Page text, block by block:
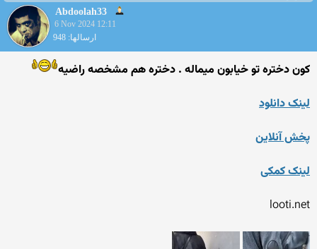
Abdoolah33
6 Nov 2024 12:11
ارسالها: 948
کون دختره تو خیابون میماله . دختره هم مشخصه راضیه
لینک دانلود
پخش آنلاین
لینک کمکی
looti.net